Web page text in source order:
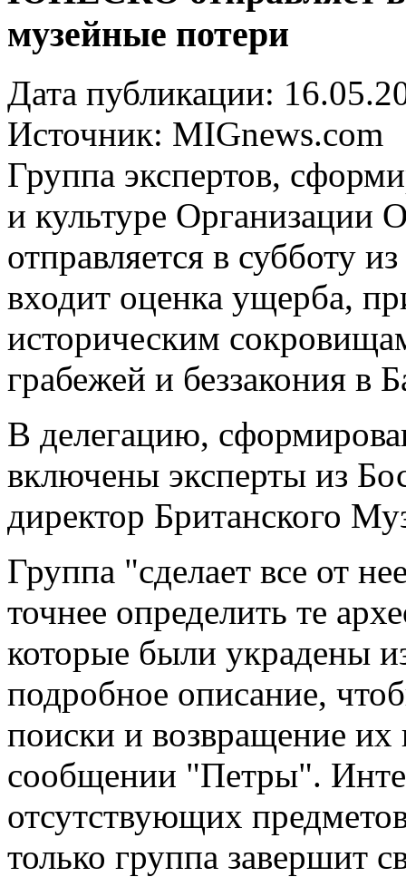
музейные потери
Дата публикации:
Источник: MIGnews.com
Группа экспертов,
и культуре Организации
отправляется в субботу
входит оценка ущерба,
историческим
грабежей и беззакония в
В делегацию,
включены эксперты из
директор Британского
Группа "сделает все от
точнее определить те
которые были украдены
подробное описание,
поиски и возвращение их
сообщении "Петры".
отсутствующих
только группа завершит